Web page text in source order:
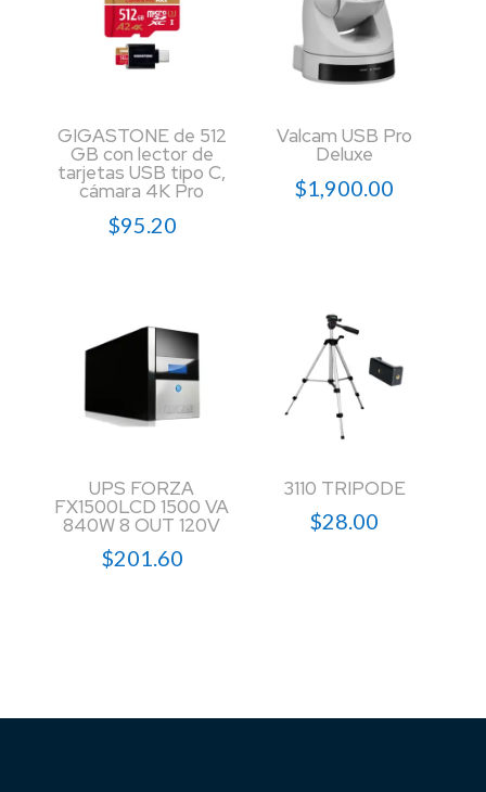
GIGASTONE de 512
GB con lector de
tarjetas USB tipo C,
cámara 4K Pro
$95.20
Valcam USB Pro
Deluxe
$1,900.00
UPS FORZA
FX1500LCD 1500 VA
840W 8 OUT 120V
$201.60
3110 TRIPODE
$28.00